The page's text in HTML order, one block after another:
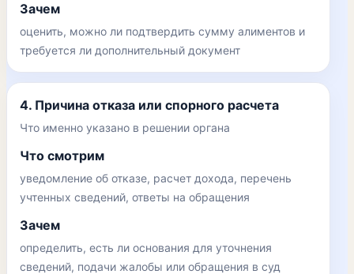
Зачем
оценить, можно ли подтвердить сумму алиментов и
требуется ли дополнительный документ
4. Причина отказа или спорного расчета
Что именно указано в решении органа
Что смотрим
уведомление об отказе, расчет дохода, перечень
учтенных сведений, ответы на обращения
Зачем
определить, есть ли основания для уточнения
сведений, подачи жалобы или обращения в суд